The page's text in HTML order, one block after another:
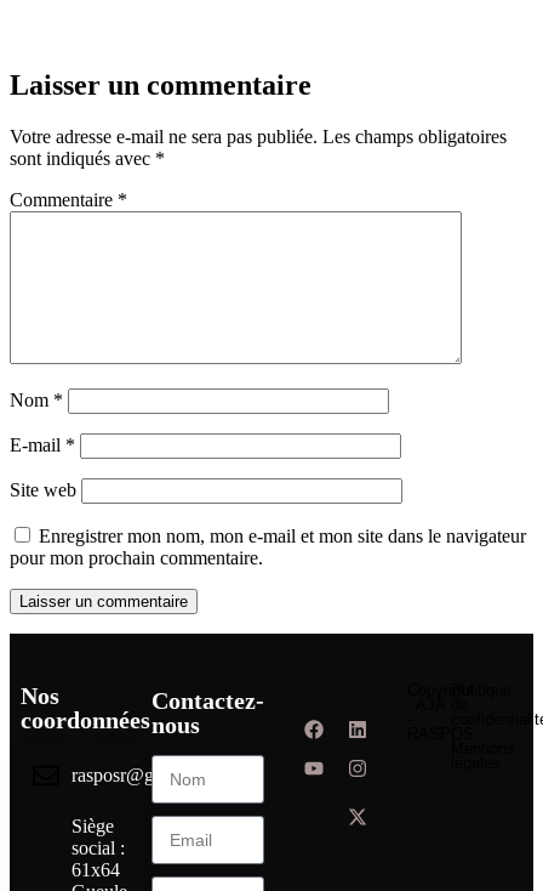
Laisser un commentaire
Votre adresse e-mail ne sera pas publiée. Les champs obligatoires
sont indiqués avec *
Commentaire *
Nom *
E-mail *
Site web
Enregistrer mon nom, mon e-mail et mon site dans le navigateur
pour mon prochain commentaire.
Nos
coordonnées
rasposr@gmail.com
Siège
social :
61x64
Contactez-
nous